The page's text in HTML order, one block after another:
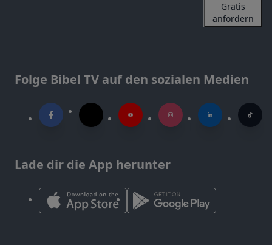
Gratis
anfordern
Folge Bibel TV auf den sozialen Medien
Lade dir die App herunter